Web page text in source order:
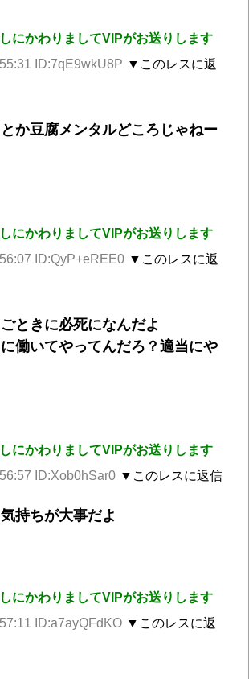
にかわりましてVIPがお送りします
ID:7qE9wkU8P ▼このレスに返
か豆腐メンタルどころじゃねー
にかわりましてVIPがお送りします
ID:QyP+eREE0 ▼このレスに返
ときに必死になんだよ
働いてやってんだろ？適当にや
にかわりましてVIPがお送りします
ID:Xob0hSar0 ▼このレスに返信
持ちが大事だよ
にかわりましてVIPがお送りします
ID:a7ayQFdKO ▼このレスに返